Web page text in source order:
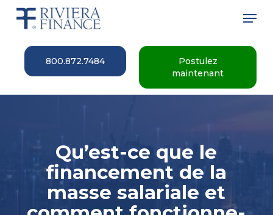
Skip
content
800.872.7484
Postulez
maintenant
Qu’est-ce que le
financement de la
masse salariale et
Menu